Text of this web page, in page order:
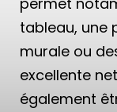
tableau, une
murale ou
excellente
également